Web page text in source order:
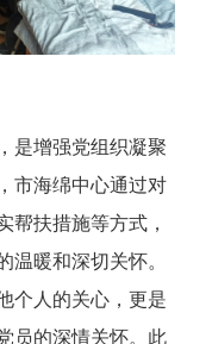
是增强党组织凝聚
市海绵中心通过对
帮扶措施等方式，
温暖和深切关怀。
个人的关心，更是
员的深情关怀。此